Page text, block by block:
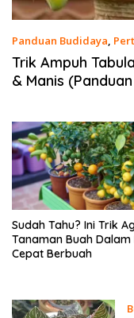
Panduan Budidaya,
Trik Ampuh
& Manis
Sudah Tahu? Ini Trik
Tanaman Buah Dalam
Cepat Berbuah